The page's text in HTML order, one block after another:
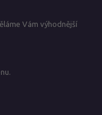
Vám výhodnější